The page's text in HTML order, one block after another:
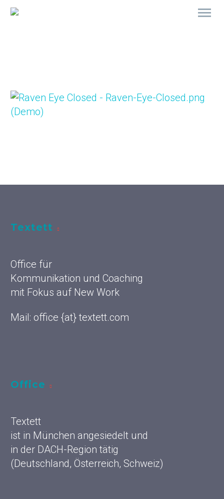
Textett
Office für
Kommunikation und Coaching
mit Fokus auf New Work
Mail: office {at} textett.com
Office
Textett
ist in München angesiedelt und
in der DACH-Region tätig
(Deutschland, Österreich, Schweiz)